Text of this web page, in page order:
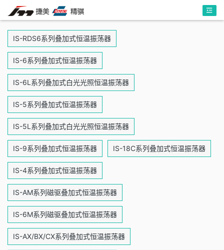
IS-RDS6系列叠加式恒温振荡器
IS-6系列叠加式恒温振荡器
IS-6L系列叠加式白光光照恒温振荡器
IS-5系列叠加式恒温振荡器
IS-5L系列叠加式白光光照恒温振荡器
IS-9系列叠加式恒温振荡器 IS-18C系列叠加式恒温振荡器
IS-4系列叠加式恒温振荡器
IS-AM系列磁驱叠加式恒温振荡器
IS-6M系列磁驱叠加式恒温振荡器
IS-AX/BX/CX系列叠加式恒温振荡器